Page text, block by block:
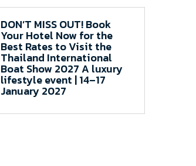
DON’T MISS OUT! Book
Your Hotel Now for the
Best Rates to Visit the
Thailand International
Boat Show 2027 A luxury
lifestyle event | 14–17
January 2027